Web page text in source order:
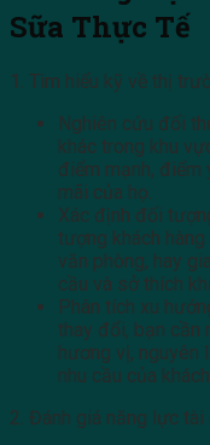
Sữa Thực Tế
1. Tìm hiểu kỹ về thị
Nghiên cứu đối
khác trong khu
điểm mạnh, điểm
mãi của họ.
Xác định đối
tượng khách
văn phòng, hay
cầu và sở thích
Phân tích xu
thay đổi, bạn cần
hương vị, nguyên
nhu cầu của khách
2. Đánh giá năng lực tài